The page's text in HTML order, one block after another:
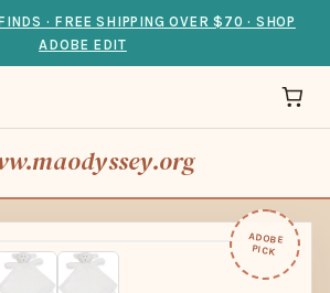
· FREE SHIPPING OVER $70 · SHOP
ADOBE EDIT
ADOBE
PICK